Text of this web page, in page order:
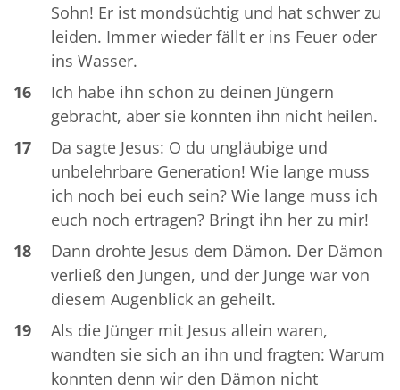
Sohn! Er ist mondsüchtig und hat schwer zu
leiden. Immer wieder fällt er ins Feuer oder
ins Wasser.
16
Ich habe ihn schon zu deinen Jüngern
gebracht, aber sie konnten ihn nicht heilen.
17
Da sagte Jesus: O du ungläubige und
unbelehrbare Generation! Wie lange muss
ich noch bei euch sein? Wie lange muss ich
euch noch ertragen? Bringt ihn her zu mir!
18
Dann drohte Jesus dem Dämon. Der Dämon
verließ den Jungen, und der Junge war von
diesem Augenblick an geheilt.
19
Als die Jünger mit Jesus allein waren,
wandten sie sich an ihn und fragten: Warum
konnten denn wir den Dämon nicht